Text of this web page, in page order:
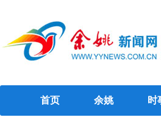
首页 余姚 时